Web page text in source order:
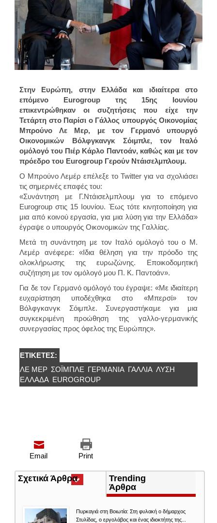
Στην Ευρώπη, στην Ελλάδα και ιδιαίτερα στο
επόμενο Eurogroup της 15ης Ιουνίου
επικεντρώθηκαν οι συζητήσεις που είχε την
Τετάρτη στο Παρίσι ο Γάλλος υπουργός Οικονομίας
Μπρούνο Λε Μερ, με τον Γερμανό υπουργό
Οικονομικών Βόλφγκανγκ Σόιμπλε, τον Ιταλό
ομόλογό του Πιέρ Κάρλο Παντοάν, καθώς και με τον
πρόεδρο του Eurogroup Γερούν Ντάισελμπλουμ.
Ο Μπρούνο Λεμέρ επέλεξε το Twitter για να σχολιάσει
τις σημερινές επαφές του:
«Συνάντηση με Γ.Ντάισελμπλουμ για το επόμενο
Eurogroup στις 15 Ιουνίου. Έως τότε κινητοποίηση για
μια από κοινού εργασία, για μια λύση για την Ελλάδα»
έγραψε ο υπουργός Οικονομικών της Γαλλίας.
Μετά τη συνάντηση με τον Ιταλό ομόλογό του ο Μ.
Λεμέρ ανέφερε: «Ιδια θέληση για την πρόοδο της
ολοκλήρωσης της ευρωζώνης. Εποικοδομητική
συζήτηση με τον ομόλογό μου Π. Κ. Παντοάν».
Για δε τον Γερμανό ομόλογό του έγραψε: «Με ιδιαίτερη
ευχαρίστηση υποδέχθηκα στο «Μπερσί» τον
Βόλφγκανγκ Σόιμπλε. Συνεργαστήκαμε για μια
συγκεκριμένη προώθηση της γαλλο-γερμανικής
συνεργασίας προς όφελος της Ευρώπης».
ΕΤΙΚΈΤΕΣ:
ΛΕ ΜΕΡ ΣΌΙΜΠΛΕ ΓΕΡΜΑΝΊΑ ΓΑΛΛΊΑ ΛΎΣΗ
ΕΛΛΆΔΑ EUROGROUP
Print
Email
Σχετικά Άρθρα(ενεργή
καρτέλα)
Trending
Άρθρα
Πυρκαγιά στη Βοιωτία: Στη φυλακή ο δήμαρχος
Στυλίδας, ο εργολάβος και ένας ιδιοκτήτης της...